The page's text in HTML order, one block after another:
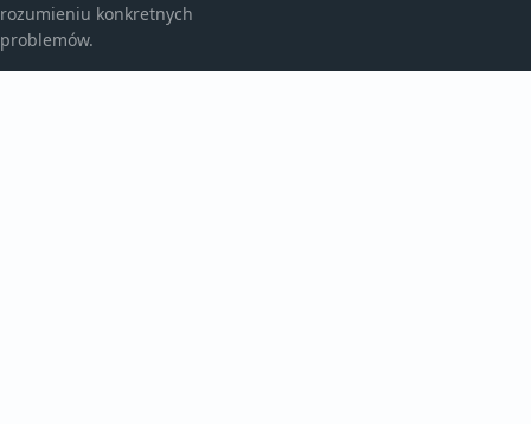
rozumieniu konkretnych
problemów.